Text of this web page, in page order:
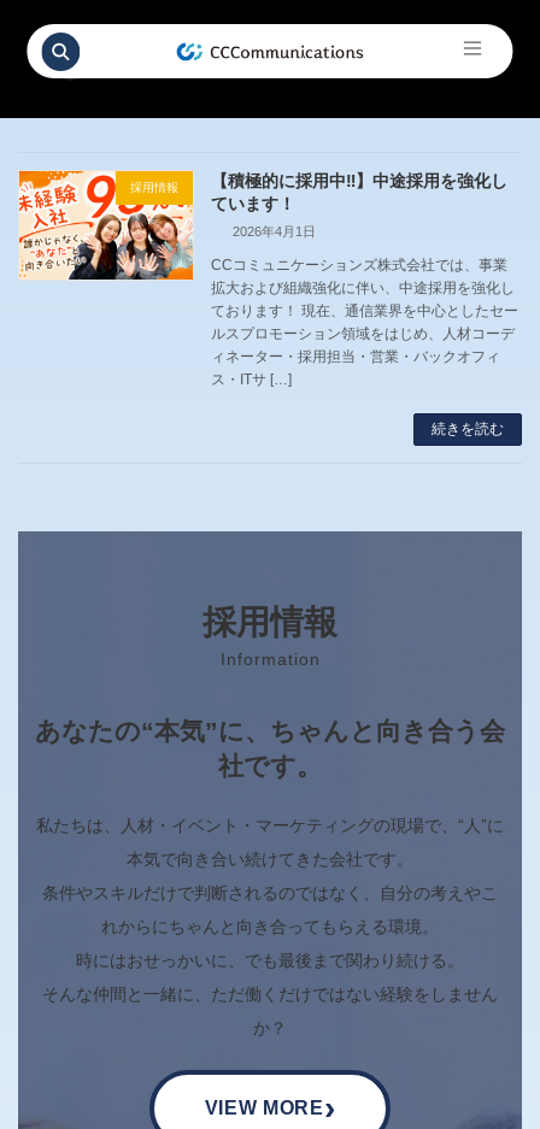
へ
ョ
2026年4月
採用情報
【積極的に採用中‼】中途採用を強化し
ています！
2026年4月1日
CCコミュニケーションズ株式会社では、事業
拡大および組織強化に伴い、中途採用を強化し
ております！ 現在、通信業界を中心としたセー
ルスプロモーション領域をはじめ、人材コーデ
ィネーター・採用担当・営業・バックオフィ
ス・ITサ […]
続きを読む
採用情報
Information
あなたの“本気”に、ちゃんと向き合う会
社です。
私たちは、人材・イベント・マーケティングの現場で、“人”に
本気で向き合い続けてきた会社です。
条件やスキルだけで判断されるのではなく、自分の考えやこ
れからにちゃんと向き合ってもらえる環境。
時にはおせっかいに、でも最後まで関わり続ける。
そんな仲間と一緒に、ただ働くだけではない経験をしません
か？
VIEW MORE›